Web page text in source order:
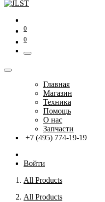
0
0
Главная
Магазин
Техника
Помощь
О нас
Запчасти
+7 (495) 774-19-19
Войти
All Products
All Products